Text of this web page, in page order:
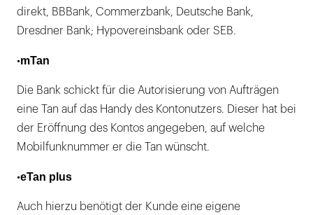
direkt, BBBank, Commerzbank, Deutsche Bank,
Dresdner Bank; Hypovereinsbank oder SEB.
•mTan
Die Bank schickt für die Autorisierung von Aufträgen
eine Tan auf das Handy des Kontonutzers. Dieser hat bei
der Eröffnung des Kontos angegeben, auf welche
Mobilfunknummer er die Tan wünscht.
•eTan plus
Auch hierzu benötigt der Kunde eine eigene